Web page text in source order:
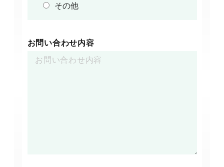
その他
お問い合わせ内容